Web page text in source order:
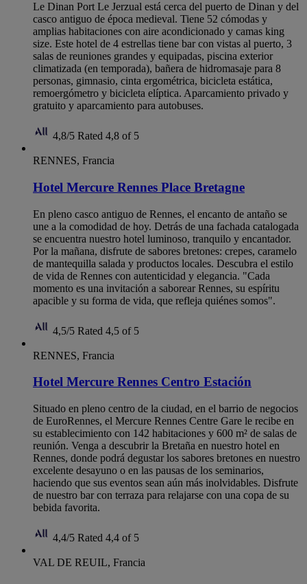
Le Dinan Port Le Jerzual está cerca del puerto de Dinan y del
casco antiguo de época medieval. Tiene 52 cómodas y
amplias habitaciones con aire acondicionado y camas king
size. Este hotel de 4 estrellas tiene bar con vistas al puerto, 3
salas de reuniones grandes y equipadas, piscina exterior
climatizada (en temporada), bañera de hidromasaje para 8
personas, gimnasio, cinta ergométrica, bicicleta estática,
remoergómetro y bicicleta elíptica. Aparcamiento privado y
gratuito y aparcamiento para autobuses.
4,8/5 Rated 4,8 of 5
RENNES, Francia
Hotel Mercure Rennes Place Bretagne
En pleno casco antiguo de Rennes, el encanto de antaño se
une a la comodidad de hoy. Detrás de una fachada catalogada
se encuentra nuestro hotel luminoso, tranquilo y encantador.
Por la mañana, disfrute de sabores bretones: crepes, caramelo
de mantequilla salada y productos locales. Descubra el estilo
de vida de Rennes con autenticidad y elegancia. "Cada
momento es una invitación a saborear Rennes, su espíritu
apacible y su forma de vida, que refleja quiénes somos".
4,5/5 Rated 4,5 of 5
RENNES, Francia
Hotel Mercure Rennes Centro Estación
Situado en pleno centro de la ciudad, en el barrio de negocios
de EuroRennes, el Mercure Rennes Centre Gare le recibe en
su establecimiento con 142 habitaciones y 600 m² de salas de
reunión. Venga a descubrir la Bretaña en nuestro hotel en
Rennes, donde podrá degustar los sabores bretones en nuestro
excelente desayuno o en las pausas de los seminarios,
haciendo que sus eventos sean aún más inolvidables. Disfrute
de nuestro bar con terraza para relajarse con una copa de su
bebida favorita.
4,4/5 Rated 4,4 of 5
VAL DE REUIL, Francia